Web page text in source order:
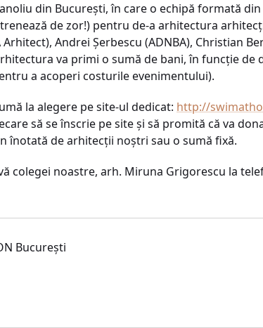
din Bucureşti, în care o echipă formată
de zor!) pentru de-a arhitectura
Arhitect), Andrei Şerbescu (ADNBA), Christian
va primi o sumă de bani, în funcţie
a acoperi costurile evenimentului).
la alegere pe site-ul dedicat: http://
să se înscrie pe site şi să promită că va
înotată de arhitecţii noştri sau o sumă fixă.
colegei noastre, arh. Miruna Grigorescu la
Bucureşti